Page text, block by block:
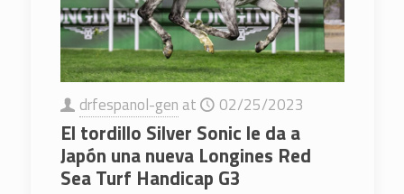
drfespanol-gen at 02/25/2023
El tordillo Silver Sonic le da a
Japón una nueva Longines Red
Sea Turf Handicap G3